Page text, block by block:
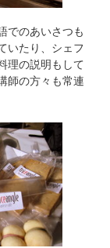
でのあいさつも
いたり、シェフ
理の説明もして
師の方々も常連